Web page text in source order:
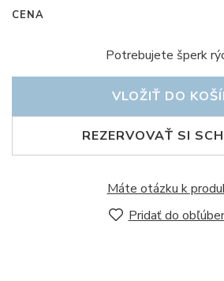
CENA
Potrebujete šperk
REZERVOVAŤ SI
VLOŽIŤ DO
Máte otázku k
Pridať do